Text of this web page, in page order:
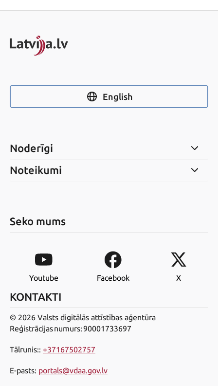
English
Noderīgi
Noteikumi
Seko mums
Youtube Facebook X
KONTAKTI
© 2026 Valsts digitālās attīstības aģentūra
Reģistrācijas numurs: 90001733697
Tālrunis:: +37167502757
E-pasts: portals@vdaa.gov.lv